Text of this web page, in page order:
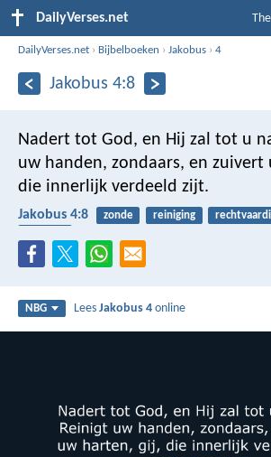
DailyVerses.net
DailyVerses.net › Bijbelboeken ›Jakobus ›4
Jakobus 4:8
Nadert tot God, en Hij zal tot u
uw handen, zondaars, en zuivert
die innerlijk verdeeld zijt.
Jakobus 4:8 zonde reiniging
NBG LeesJakobus 4 online